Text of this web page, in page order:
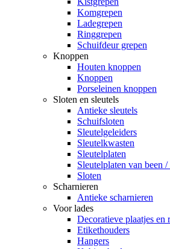
Komgrepen
Ladegrepen
Ringgrepen
Schuifdeur grepen
Knoppen
Houten knoppen
Knoppen
Porseleinen knoppen
Sloten en sleutels
Antieke sleutels
Schuifsloten
Sleutelgeleiders
Sleutelkwasten
Sleutelplaten
Sleutelplaten van been /
Sloten
Scharnieren
Antieke scharnieren
Voor lades
Decoratieve plaatjes en
Etikethouders
Hangers